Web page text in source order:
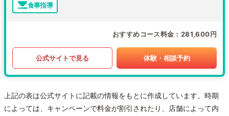
食事指導
おすすめコース料金 281,600円
公式サイトで見る 体験・相談予約
上記の表は公式サイトに記載の情報をもとに作成しています。時期
によっては、キャンペーンで料金が割引されたり、店舗によって内